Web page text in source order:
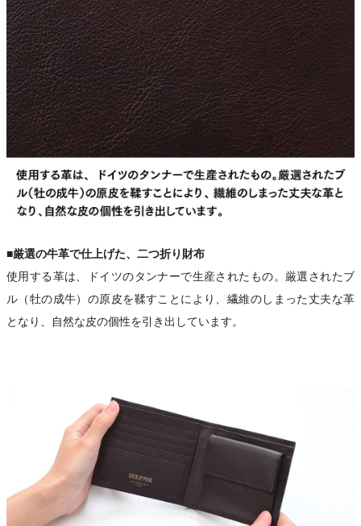
■厳選の牛革で仕上げた、二つ折り財布
使用する革は、ドイツのタンナーで生産されたもの。厳選されたブ
ル（牡の成牛）の原皮を鞣すことにより、繊維のしまった丈夫な革
となり、自然な皮の個性を引き出しています。